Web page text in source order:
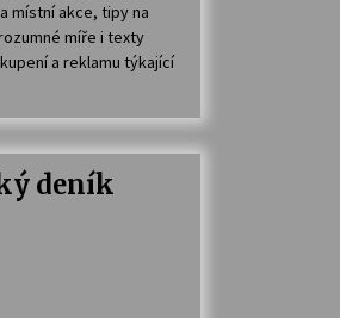
místní akce, tipy na
míře i texty
a reklamu týkající
deník